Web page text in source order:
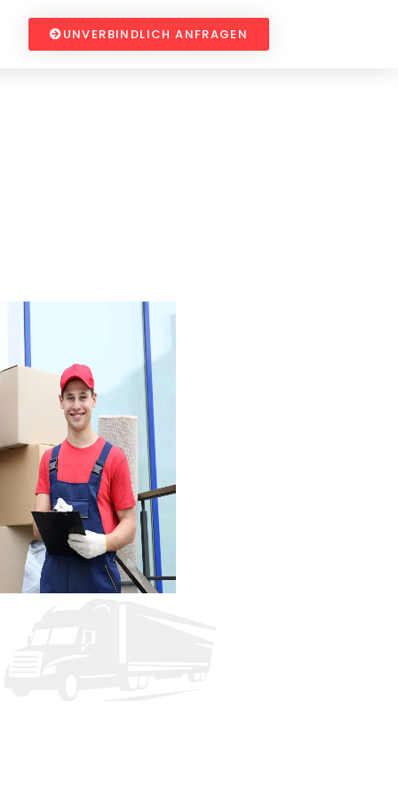
UNVERBINDLICH ANFRAGEN